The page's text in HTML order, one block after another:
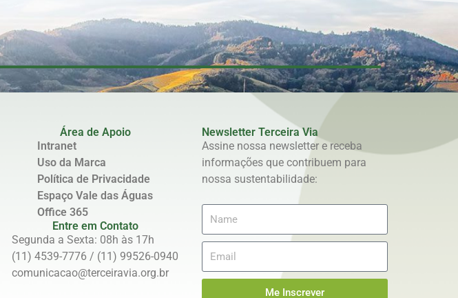
Área de Apoio
Intranet
Uso da Marca
Política de Privacidade
Espaço Vale das Águas
Office 365
Entre em Contato
Segunda a Sexta: 08h às 17h
(11) 4539-7776 / (11) 99526-0940
comunicacao@terceiravia.org.br
Newsletter Terceira Via
Assine nossa newsletter e receba
informações que contribuem para
nossa sustentabilidade:
Me Inscrever